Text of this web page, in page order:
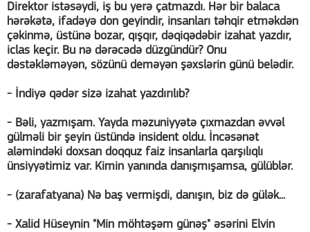
Direktor istəsəydi, iş bu yerə çatmazdı. Hər bir balaca
hərəkətə, ifadəyə don geyindir, insanları təhqir etməkdən
çəkinmə, üstünə bozar, qışqır, dəqiqədəbir izahat yazdır,
iclas keçir. Bu nə dərəcədə düzgündür? Onu
dəstəkləməyən, sözünü deməyən şəxslərin günü belədir.
- İndiyə qədər sizə izahat yazdırılıb?
- Bəli, yazmışam. Yayda məzuniyyətə çıxmazdan əvvəl
gülməli bir şeyin üstündə insident oldu. İncəsənət
aləmindəki doxsan doqquz faiz insanlarla qarşılıqlı
ünsiyyətimiz var. Kimin yanında danışmışamsa, gülüblər.
- (zarafatyana) Nə baş vermişdi, danışın, biz də gülək...
- Xalid Hüseynin "Min möhtəşəm günəş" əsərini Elvin